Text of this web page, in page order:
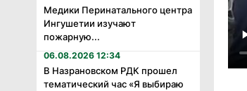
Медики Перинатального центра
Ингушетии изучают
пожарную...
06.08.2026 12:34
В Назрановском РДК прошел
тематический час «Я выбираю